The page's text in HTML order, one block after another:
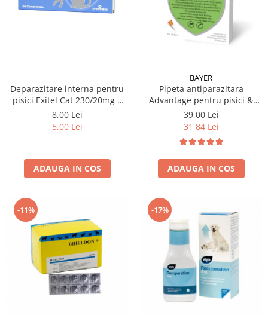
Deparazitare interna pentru
pisici Exitel Cat 230/20mg 1
cpr / folie
8,00 Lei
5,00 Lei
ADAUGA IN COS
BAYER
Pipeta antiparazitara
Advantage pentru pisici &
iepuri >4 kg - 8 kg ( 1 pipeta )
39,00 Lei
31,84 Lei
ADAUGA IN COS
-11% -17%